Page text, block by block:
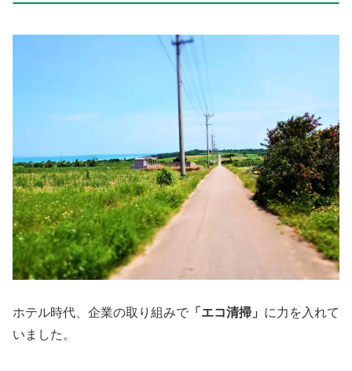
ホテル時代、企業の取り組みで 「エコ清掃」 に力を入れて
いました。